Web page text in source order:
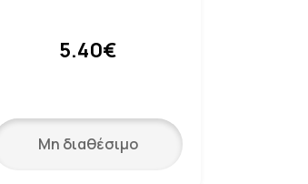
5.40€
Μη διαθέσιμο